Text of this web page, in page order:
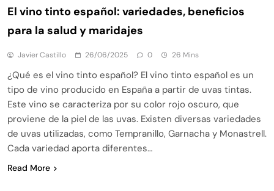
El vino tinto español: variedades, beneficios
para la salud y maridajes
Javier Castillo 26/06/2025 0 26 Mins
¿Qué es el vino tinto español? El vino tinto español es un
tipo de vino producido en España a partir de uvas tintas.
Este vino se caracteriza por su color rojo oscuro, que
proviene de la piel de las uvas. Existen diversas variedades
de uvas utilizadas, como Tempranillo, Garnacha y Monastrell.
Cada variedad aporta diferentes…
Read More